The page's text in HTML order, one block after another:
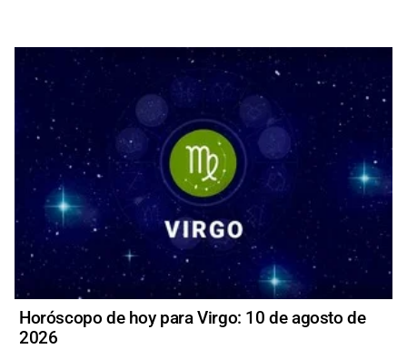
Horóscopo de hoy para Virgo: 10 de agosto de
2026